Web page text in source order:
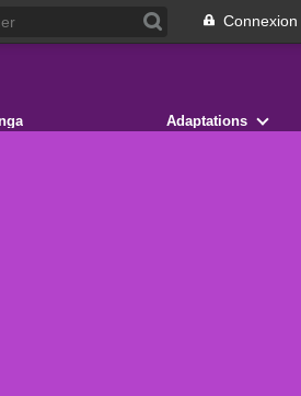
Connexion
Adaptations